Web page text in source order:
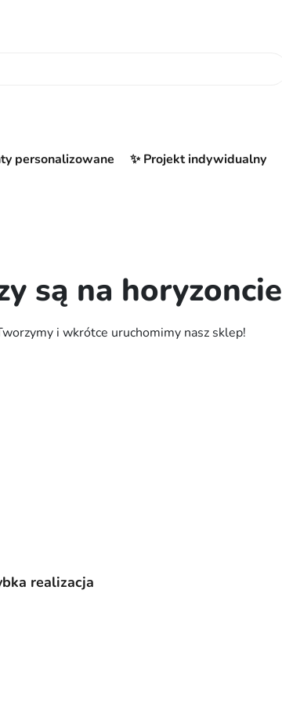
personalizowane ✨ Projekt indywidualny
są na horyzoncie
i wkrótce uruchomimy nasz sklep!
realizacja